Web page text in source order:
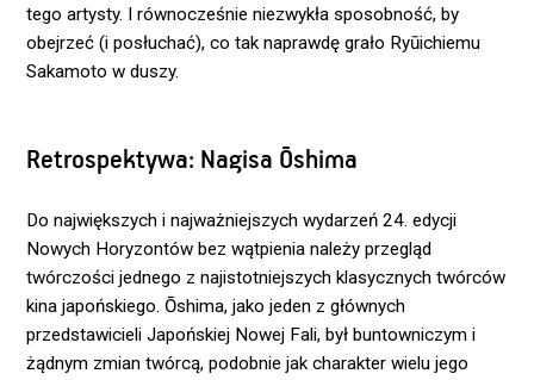
tego artysty. I równocześnie niezwykła sposobność, by
obejrzeć (i posłuchać), co tak naprawdę grało Ryūichiemu
Sakamoto w duszy.
Retrospektywa: Nagisa Ōshima
Do największych i najważniejszych wydarzeń 24. edycji
Nowych Horyzontów bez wątpienia należy przegląd
twórczości jednego z najistotniejszych klasycznych twórców
kina japońskiego. Ōshima, jako jeden z głównych
przedstawicieli Japońskiej Nowej Fali, był buntowniczym i
żądnym zmian twórcą, podobnie jak charakter wielu jego